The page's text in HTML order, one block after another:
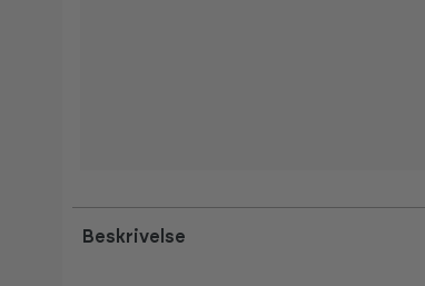
Beskrivelse